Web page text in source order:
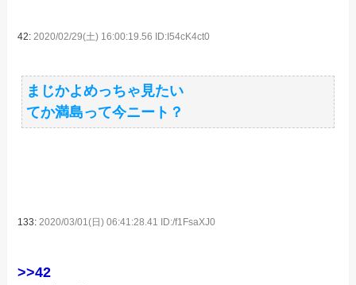
42: 2020/02/29(土) 16:00:19.56 ID:I54cK4ct0
まじかよめっちゃ見たい
てか満島って今ニート？
133:2020/03/01(日) 06:41:28.41 ID:/f1FsaXJ0
>>42